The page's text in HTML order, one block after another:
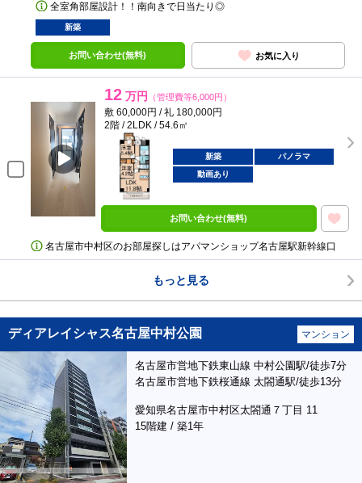
全室角部屋設計！！南向きで日当たり◎
新築
お問い合わせ(無料) お気に入り
12 万円 （管理費等6,000円）
敷 60,000円 / 礼 180,000円
2階 / 2LDK / 54.6㎡
新築
パノラマ
動画あり
お問い合わせ(無料)
名古屋市中村区のお部屋探しはアパマンショップ名古屋駅新幹線口
もっと見る
ディアレイシャス名古屋中村公園 マンション
名古屋市営地下鉄東山線 中村公園駅/徒歩7分
名古屋市営地下鉄桜通線 太閤通駅/徒歩13分
愛知県名古屋市中村区太閤通７丁目 11
15階建 / 築1年